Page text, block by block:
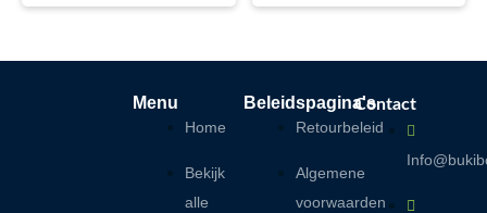
Menu
Home
Bekijk
alle
Beleidspagina's
Retourbeleid
Algemene
voorwaarden
Contact